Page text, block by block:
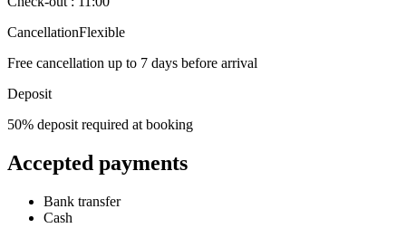
CancellationFlexible
Free cancellation up to 7 days before arrival
Deposit
50% deposit required at booking
Accepted payments
Bank transfer
Cash